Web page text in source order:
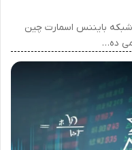
بایننس اسمارت چین